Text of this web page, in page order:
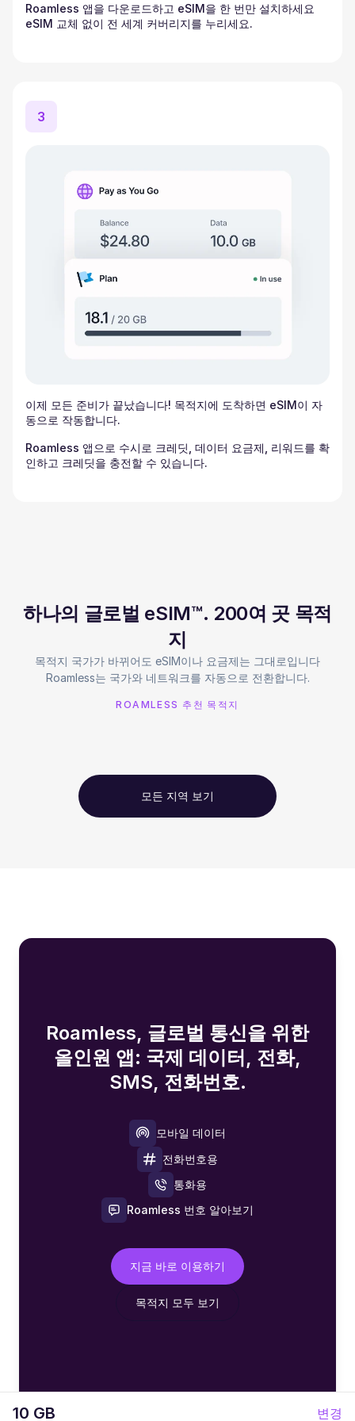
10 GB 변경
Roamless 앱을 다운로드하고 eSIM을 한 번만 설치하세요
eSIM 교체 없이 전 세계 커버리지를 누리세요.
3
이제 모든 준비가 끝났습니다! 목적지에 도착하면 eSIM이 자
동으로 작동합니다.
Roamless 앱으로 수시로 크레딧, 데이터 요금제, 리워드를 확
인하고 크레딧을 충전할 수 있습니다.
하나의 글로벌 eSIM™. 200여 곳 목적
지
목적지 국가가 바뀌어도 eSIM이나 요금제는 그대로입니다
Roamless는 국가와 네트워크를 자동으로 전환합니다.
ROAMLESS 추천 목적지
모든 지역 보기
Roamless, 글로벌 통신을 위한
올인원 앱: 국제 데이터, 전화,
SMS, 전화번호.
모바일 데이터
전화번호용
통화용
Roamless 번호 알아보기
지금 바로 이용하기
목적지 모두 보기